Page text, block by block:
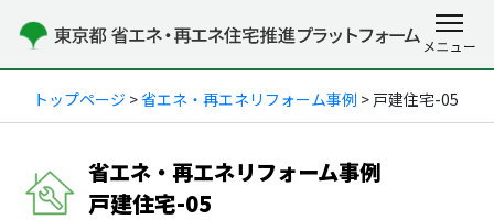
トップページ > 省エネ・再エネリフォーム事例 > 戸建住宅-05
省エネ・再エネリフォーム事例
戸建住宅-05